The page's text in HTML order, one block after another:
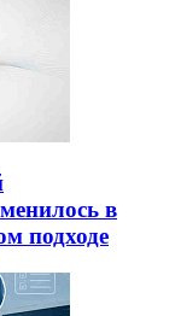
в
подходе